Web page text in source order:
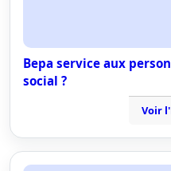
Bepa service aux
social ?
Voir